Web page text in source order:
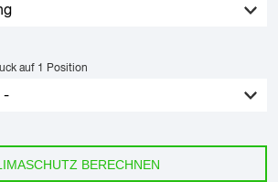
auf 1 Position
BERECHNEN